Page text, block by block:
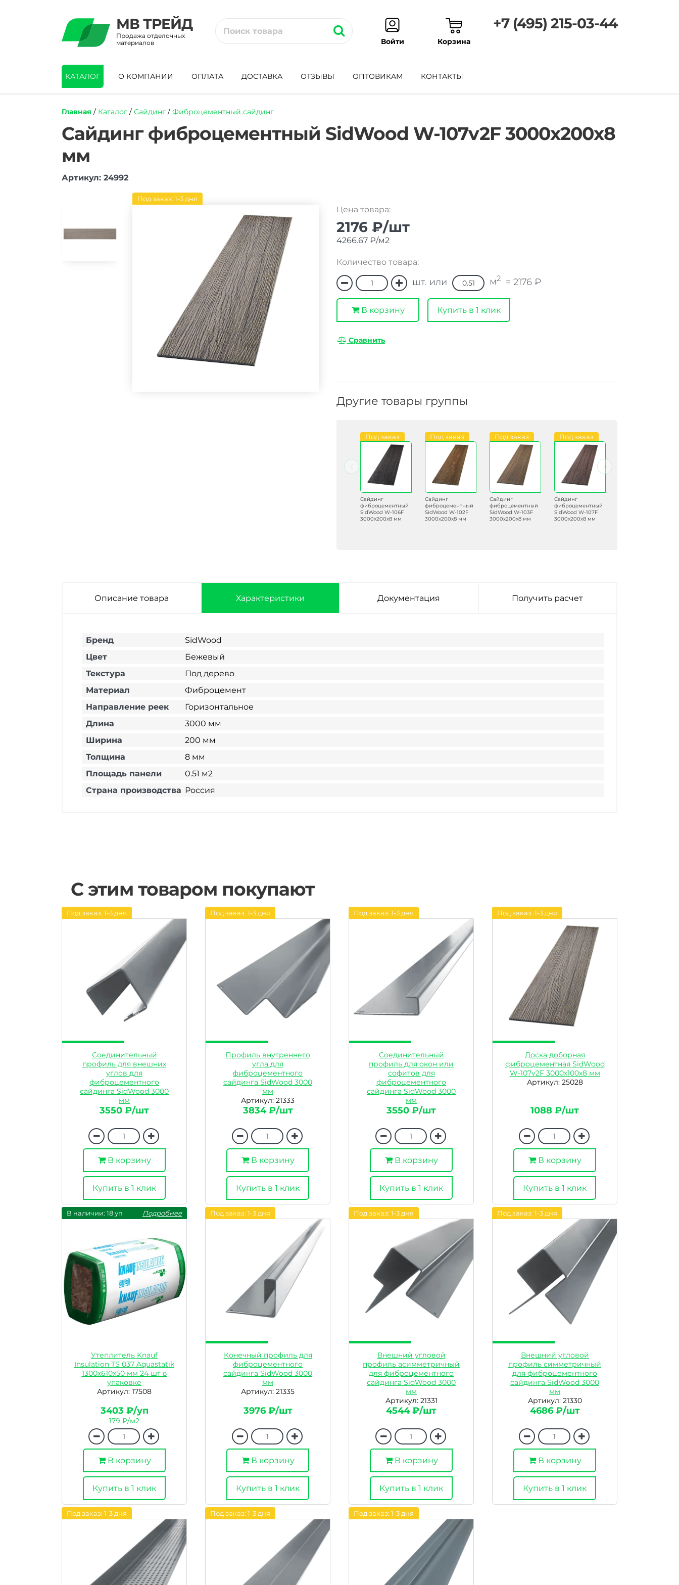
МВ ТРЕЙД
Продажа отделочных
материалов
Войти Корзина
+7 (495) 215-03-44
КАТАЛОГ О КОМПАНИИ ОПЛАТА ДОСТАВКА ОТЗЫВЫ ОПТОВИКАМ КОНТАКТЫ
Главная / Каталог / Сайдинг / Фиброцементный сайдинг
https://mvtrade.ru/images/id/normal/sajding-
fibroczementnyj-
w-
107v2f-
3000kh200kh8-
mm.jpg
Сайдинг фиброцементный SidWood W-107v2F 3000х200х8
мм
Артикул: 24992
Под заказ: 1-3 дня
Цена товара:
2176 ₽/шт
4266.67 ₽/м2
Количество товара:
шт. или м2 = 2176 ₽
В корзину Купить в 1 клик
Сравнить
Другие товары группы
Под заказ
Сайдинг
фиброцементный
SidWood W-106F
3000х200х8 мм
Под заказ
Сайдинг
фиброцементный
SidWood W-102F
3000х200х8 мм
Под заказ
Сайдинг
фиброцементный
SidWood W-103F
3000х200х8 мм
Под заказ
Сайдинг
фиброцементный
SidWood W-107F
3000х200х8 мм
Описание товара Характеристики Документация Получить расчет
Бренд
SidWood
Цвет
Бежевый
Текстура
Под дерево
Материал
Фиброцемент
Направление реек
Горизонтальное
Длина
3000 мм
Ширина
200 мм
Толщина
8 мм
Площадь панели
0.51 м2
Страна производства Россия
С этим товаром покупают
Под заказ: 1-3 дня
Соединительный
профиль для внешних
углов для
фиброцементного
сайдинга SidWood 3000
мм
Артикул: 21332
3550 ₽/шт
В корзину
Купить в 1 клик
Под заказ: 1-3 дня
Профиль внутреннего
угла для
фиброцементного
сайдинга SidWood 3000
мм
Артикул: 21333
3834 ₽/шт
В корзину
Купить в 1 клик
Под заказ: 1-3 дня
Соединительный
профиль для окон или
софитов для
фиброцементного
сайдинга SidWood 3000
мм
Артикул: 21334
3550 ₽/шт
В корзину
Купить в 1 клик
Под заказ: 1-3 дня
Доска доборная
фиброцементная SidWood
W-107v2F 3000х100х8 мм
Артикул: 25028
1088 ₽/шт
В корзину
Купить в 1 клик
В наличии: 18 уп Подробнее
Утеплитель Knauf
Insulation TS 037 Aquastatik
1300x610x50 мм 24 шт в
упаковке
Артикул: 17508
3403 ₽/уп
179 ₽/м2
В корзину
Купить в 1 клик
Под заказ: 1-3 дня
Конечный профиль для
фиброцементного
сайдинга SidWood 3000
мм
Артикул: 21335
3976 ₽/шт
В корзину
Купить в 1 клик
Под заказ: 1-3 дня
Внешний угловой
профиль асимметричный
для фиброцементного
сайдинга SidWood 3000
мм
Артикул: 21331
4544 ₽/шт
В корзину
Купить в 1 клик
Под заказ: 1-3 дня
Внешний угловой
профиль симметричный
для фиброцементного
сайдинга SidWood 3000
мм
Артикул: 21330
4686 ₽/шт
В корзину
Купить в 1 клик
Под заказ: 1-3 дня Под заказ: 1-3 дня Под заказ: 1-3 дня